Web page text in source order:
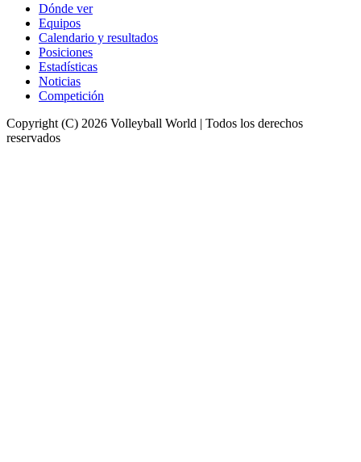
Dónde ver
Equipos
Calendario y resultados
Posiciones
Estadísticas
Noticias
Competición
Copyright (C) 2026 Volleyball World | Todos los derechos
reservados